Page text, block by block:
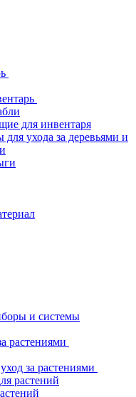
для инвентаря
ухода за деревьями и
и системы
растениями
за растениями
растений